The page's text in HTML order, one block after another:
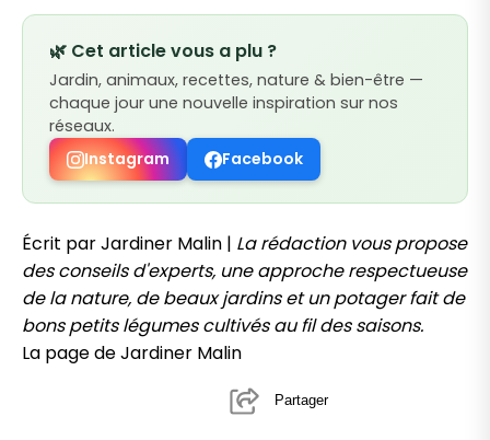
🌿 Cet article vous a plu ?
Jardin, animaux, recettes, nature & bien-être —
chaque jour une nouvelle inspiration sur nos
réseaux.
Instagram
Facebook
Écrit par Jardiner Malin | La rédaction vous propose
des conseils d'experts, une approche respectueuse
de la nature, de beaux jardins et un potager fait de
bons petits légumes cultivés au fil des saisons.
La page de Jardiner Malin
Partager